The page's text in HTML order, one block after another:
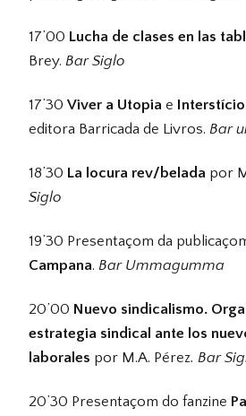
17’00 Lucha de clases en las
Brey. Bar Siglo
17’30 Viver a Utopia e
editora Barricada de Livros. Bar
18’30 La locura rev/belada por
Siglo
19’30 Presentaçom da
Campana. Bar Ummagumma
20’00 Nuevo sindicalismo.
estrategia sindical ante los
laborales por M.A. Pérez. Bar
20’30 Presentaçom do fanzine